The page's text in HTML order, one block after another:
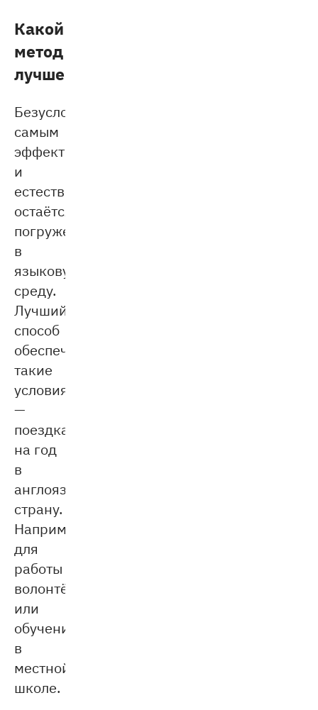
Какой
метод
лучше
Безусловно,
самым
эффективным
и
естественным
остаётся
погружение
в
языковую
среду.
Лучший
способ
обеспечить
такие
условия
—
поездка
на год
в
англоязычную
страну.
Например,
для
работы
волонтёром
или
обучения
в
местной
школе.